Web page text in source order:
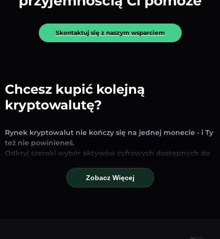
Skontaktuj się z naszym wsparciem
Chcesz kupić kolejną
kryptowalutę?
Rynek kryptowalut nie kończy się na jednej monecie - i Ty
też nie powinieneś.
Odkryj szeroki wybór aktywów cyfrowych dostępnych do
tego, czy szukasz uznanych stablecoinów, obiecujących
altcoinów czy nowych trendujących tokenów – znajdziesz
Zobacz Więcej